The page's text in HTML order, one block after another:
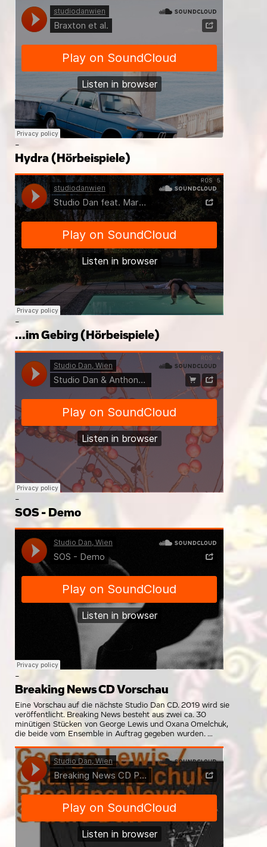
-
Hydra (Hörbeispiele)
-
...im Gebirg (Hörbeispiele)
-
SOS - Demo
-
Breaking News CD Vorschau
Eine Vorschau auf die nächste Studio Dan CD. 2019 wird sie
veröffentlicht. Breaking News besteht aus zwei ca. 30
minütigen Stücken von George Lewis und Oxana Omelchuk,
die beide vom Ensemble in Auftrag gegeben wurden.